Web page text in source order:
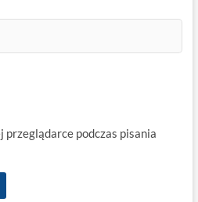
przeglądarce podczas pisania